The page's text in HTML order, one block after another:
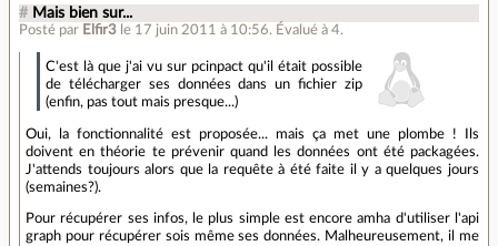
# Mais bien sur...
Posté par Elfir3 le 17 juin 2011 à 10:56. Évalué à 4.
C'est là que j'ai vu sur pcinpact qu'il était possible
de télécharger ses données dans un fichier zip
(enfin, pas tout mais presque...)
Oui, la fonctionnalité est proposée... mais ça met une plombe ! Ils
doivent en théorie te prévenir quand les données ont été packagées.
J'attends toujours alors que la requête à été faite il y a quelques jours
(semaines?).
Pour récupérer ses infos, le plus simple est encore amha d'utiliser l'api
graph pour récupérer sois même ses données. Malheureusement, il me